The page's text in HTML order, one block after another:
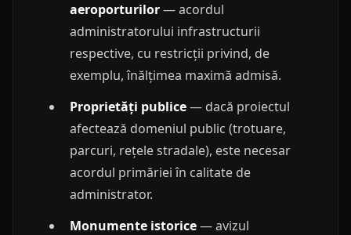
aeroporturilor— acordul
administratorului infrastructurii
respective, cu restricții privind, de
exemplu, înălțimea maximă admisă.
Proprietăți publice— dacă proiectul
afectează domeniul public (trotuare,
parcuri, rețele stradale), este necesar
acordul primăriei în calitate de
administrator.
Monumente istorice— avizul